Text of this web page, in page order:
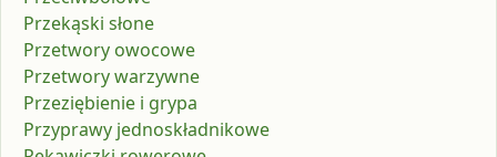
Przekąski słone
Przetwory owocowe
Przetwory warzywne
Przeziębienie i grypa
Przyprawy jednoskładnikowe